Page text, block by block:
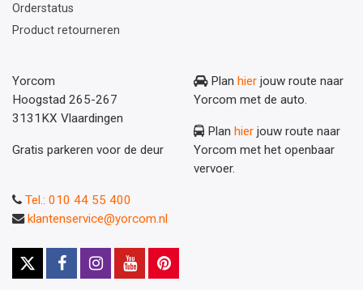
Orderstatus
Product retourneren
Yorcom
Hoogstad 265-267
3131KX Vlaardingen
Gratis parkeren voor de deur
Plan hier jouw route naar
Yorcom met de auto.
Plan hier jouw route naar
Yorcom met het openbaar
vervoer.
Tel.: 010 44 55 400
klantenservice@yorcom.nl